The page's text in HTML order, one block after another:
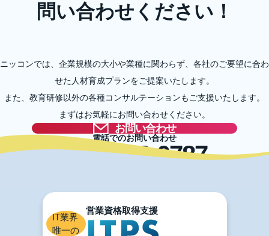
問い合わせください！
ニッコンでは、企業規模の大小や業種に関わらず、各社のご要望に合わ
せた人材育成プランをご提案いたします。
また、教育研修以外の各種コンサルテーションもご支援いたします。
まずはお気軽にお問い合わせください。
お問い合わせ
電話でのお問い合わせ
03-5996-0787
IT業界
唯一の